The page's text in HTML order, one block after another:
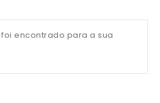
encontrado para a sua